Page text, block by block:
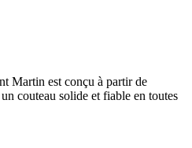
Martin est conçu à partir de
couteau solide et fiable en toutes